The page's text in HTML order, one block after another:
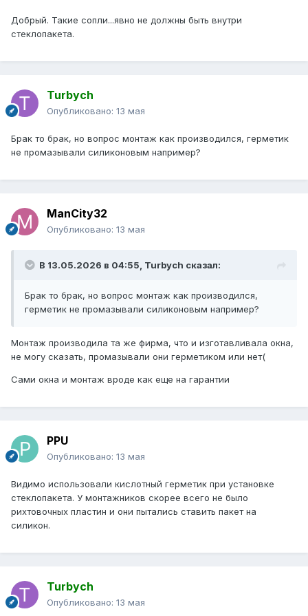
Добрый. Такие сопли...явно не должны быть внутри
стеклопакета.
Turbych
Опубликовано: 13 мая
Брак то брак, но вопрос монтаж как производился, герметик
не промазывали силиконовым например?
ManCity32
Опубликовано: 13 мая
В 13.05.2026 в 04:55, Turbych сказал:
Брак то брак, но вопрос монтаж как производился,
герметик не промазывали силиконовым например?
Монтаж производила та же фирма, что и изготавливала окна,
не могу сказать, промазывали они герметиком или нет(
Сами окна и монтаж вроде как еще на гарантии
PPU
Опубликовано: 13 мая
Видимо использовали кислотный герметик при установке
стеклопакета. У монтажников скорее всего не было
рихтовочных пластин и они пытались ставить пакет на
силикон.
Turbych
Опубликовано: 13 мая